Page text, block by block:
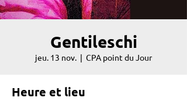
Gentileschi
jeu. 13 nov.
  |
CPA point du Jour
Heure et lieu